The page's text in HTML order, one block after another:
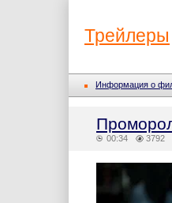
Трейлеры
Информация о
00:34 3792